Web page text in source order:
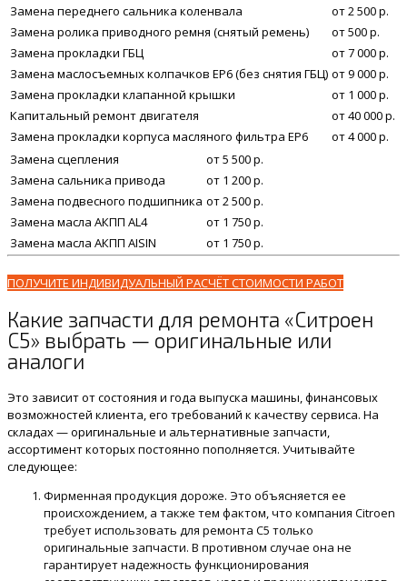
Замена переднего сальника коленвала
от 2 500 р.
Замена ролика приводного ремня (снятый ремень)
от 500 р.
Замена прокладки ГБЦ
от 7 000 р.
Замена маслосъемных колпачков ЕР6 (без снятия ГБЦ) от 9 000 р.
Замена прокладки клапанной крышки
от 1 000 р.
Капитальный ремонт двигателя
от 40 000 р.
Замена прокладки корпуса масляного фильтра ЕР6
от 4 000 р.
Замена сцепления
от 5 500 р.
Замена сальника привода
от 1 200 р.
Замена подвесного подшипника от 2 500 р.
Замена масла АКПП AL4
от 1 750 р.
Замена масла АКПП AISIN
от 1 750 р.
ПОЛУЧИТЕ ИНДИВИДУАЛЬНЫЙ РАСЧЁТ СТОИМОСТИ РАБОТ
Какие запчасти для ремонта «Ситроен
C5» выбрать — оригинальные или
аналоги
Это зависит от состояния и года выпуска машины, финансовых
возможностей клиента, его требований к качеству сервиса. На
складах — оригинальные и альтернативные запчасти,
ассортимент которых постоянно пополняется. Учитывайте
следующее:
Фирменная продукция дороже. Это объясняется ее
происхождением, а также тем фактом, что компания Citroen
требует использовать для ремонта C5 только
оригинальные запчасти. В противном случае она не
гарантирует надежность функционирования